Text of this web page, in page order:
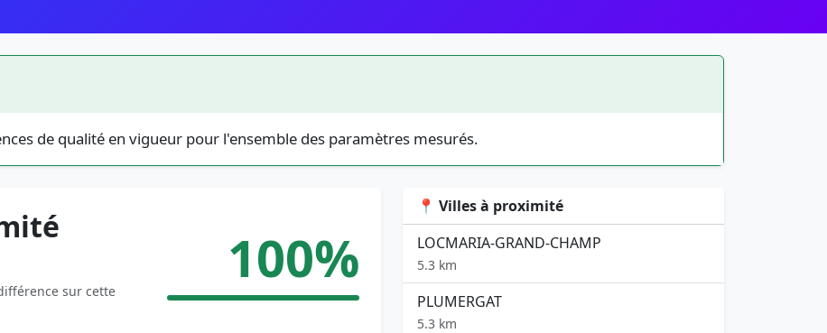
de qualité en vigueur pour l'ensemble des paramètres mesurés.
sur cette
100%
📍 Villes à proximité
LOCMARIA-GRAND-CHAMP
5.3 km
PLUMERGAT
5.3 km